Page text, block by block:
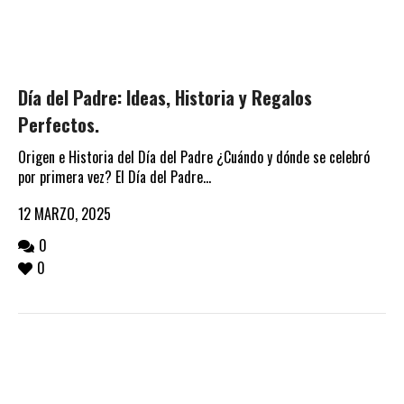
Día del Padre: Ideas, Historia y Regalos
Perfectos.
Origen e Historia del Día del Padre ¿Cuándo y dónde se celebró
por primera vez? El Día del Padre...
12 MARZO, 2025
0
0